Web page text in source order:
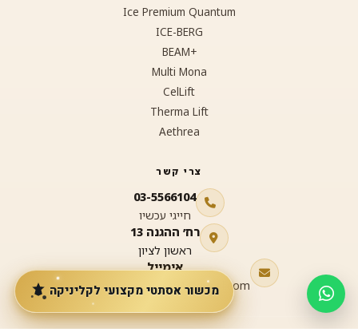
Ice Premium Quantum
ICE-BERG
+BEAM
Multi Mona
CelLift
Therma Lift
Aethrea
צרי קשר
03-5566104
חייגי עכשיו
רח׳ ההגנה 13
ראשון לציון
אימייל
cosmeticsexpress01@gmail.com
מכשור אסתטי מקצועי לקליניקה